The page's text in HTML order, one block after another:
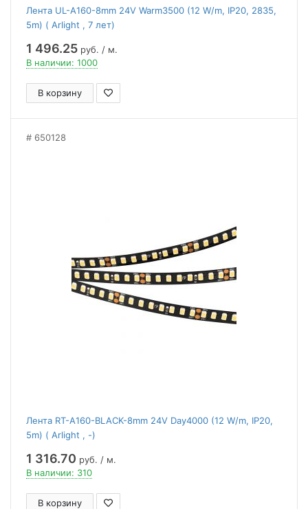
Лента UL-A160-8mm 24V Warm3500 (12 W/m, IP20, 2835,
5m) ( Arlight , 7 лет)
1 496.25 руб. / м.
В наличии: 1000
В корзину
650128
Лента RT-A160-BLACK-8mm 24V Day4000 (12 W/m, IP20,
5m) ( Arlight , -)
1 316.70 руб. / м.
В наличии: 310
В корзину